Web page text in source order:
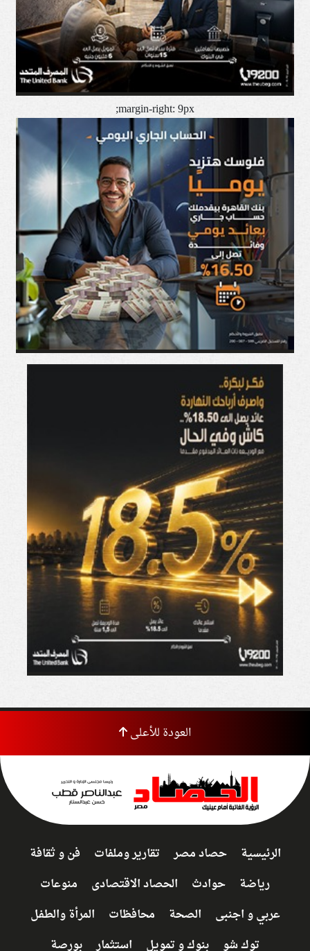
margin-right: 9px;
العودة للأعلى
الرئيسية حصاد مصر تقارير وملفات
فن و ثقافة
رياضة
حوادث الحصاد الاقتصادى
منوعات
عربي و اجنبى
الصحة محافظات
المرأة والطفل
توك شو
بنوك و تمويل استثمار بورصة